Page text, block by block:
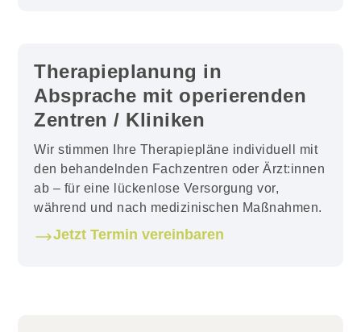
Therapieplanung in
Absprache mit operierenden
Zentren / Kliniken
Wir stimmen Ihre Therapiepläne individuell mit
den behandelnden Fachzentren oder Ärzt:innen
ab – für eine lückenlose Versorgung vor,
während und nach medizinischen Maßnahmen.
Jetzt Termin vereinbaren